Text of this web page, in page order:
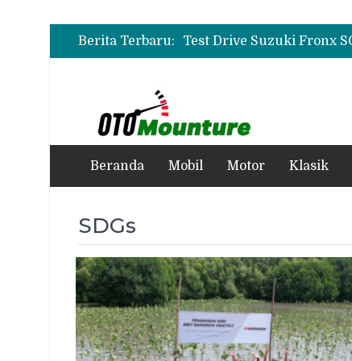
Berita Terbaru:
Beranda Mobil Motor Klasik
SDGs